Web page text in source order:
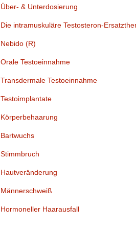
Über- & Unterdosierung
Die intramuskuläre Testosteron-
Nebido (R)
Orale Testoeinnahme
Transdermale Testoeinnahme
Testoimplantate
Körperbehaarung
Bartwuchs
Stimmbruch
Hautveränderung
Männerschweiß
Hormoneller Haarausfall